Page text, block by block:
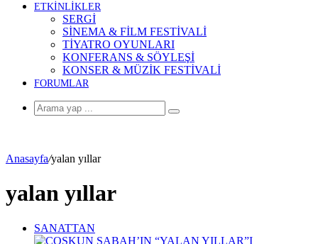
ETKİNLİKLER
SERGİ
SİNEMA & FİLM FESTİVALİ
TİYATRO OYUNLARI
KONFERANS & SÖYLEŞİ
KONSER & MÜZİK FESTİVALİ
FORUMLAR
Arama
Anasayfa/yalan yıllar
yalan yıllar
SANATTAN